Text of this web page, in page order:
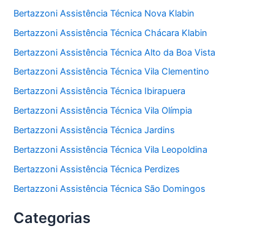
Bertazzoni Assistência Técnica Nova Klabin
Bertazzoni Assistência Técnica Chácara Klabin
Bertazzoni Assistência Técnica Alto da Boa Vista
Bertazzoni Assistência Técnica Vila Clementino
Bertazzoni Assistência Técnica Ibirapuera
Bertazzoni Assistência Técnica Vila Olímpia
Bertazzoni Assistência Técnica Jardins
Bertazzoni Assistência Técnica Vila Leopoldina
Bertazzoni Assistência Técnica Perdizes
Bertazzoni Assistência Técnica São Domingos
Categorias